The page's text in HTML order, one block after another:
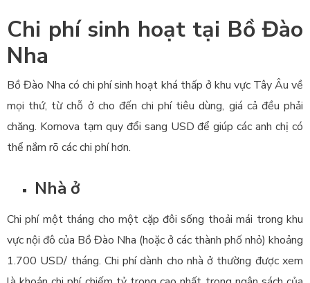
Chi phí sinh hoạt tại Bồ Đào
Nha
Bồ Đào Nha có chi phí sinh hoạt khá thấp ở khu vực Tây Âu về
mọi thứ, từ chỗ ở cho đến chi phí tiêu dùng, giá cả đều phải
chăng. Kornova tạm quy đổi sang USD để giúp các anh chị có
thể nắm rõ các chi phí hơn.
Nhà ở
Chi phí một tháng cho một cặp đôi sống thoải mái trong khu
vực nội đô của Bồ Đào Nha (hoặc ở các thành phố nhỏ) khoảng
1.700 USD/ tháng. Chi phí dành cho nhà ở thường được xem